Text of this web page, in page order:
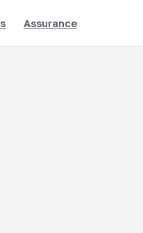
Assurance